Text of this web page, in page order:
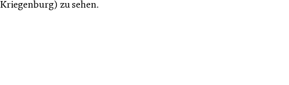
Kriegenburg) zu sehen.